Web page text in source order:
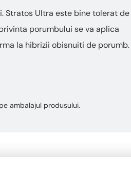
Stratos Ultra este bine tolerat de
porumbului se va aplica
la hibrizii obisnuiti de porumb.
ambalajul produsului.